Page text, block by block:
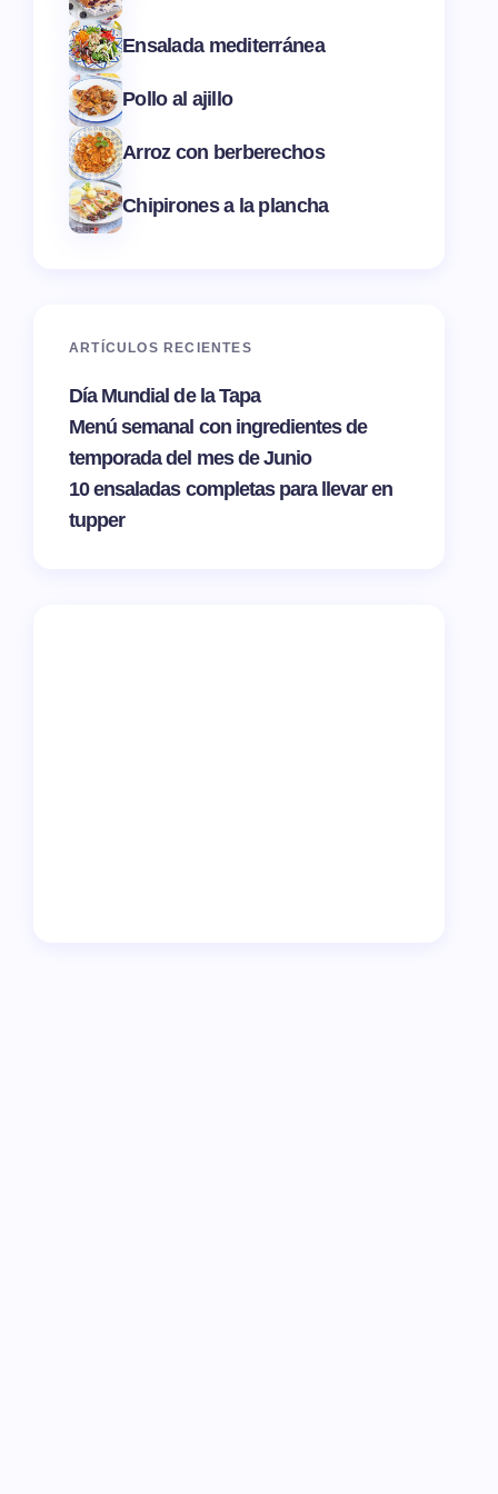
Ensalada mediterránea
Pollo al ajillo
Arroz con berberechos
Chipirones a la plancha
ARTÍCULOS RECIENTES
Día Mundial de la Tapa
Menú semanal con ingredientes de
temporada del mes de Junio
10 ensaladas completas para llevar en
tupper